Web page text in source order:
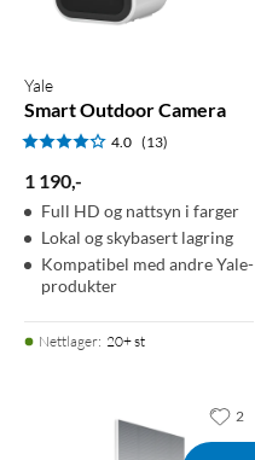
Koble til opptil 4
smartenheter
varsler
Nettlager: 100+ st
Yale
Smart Outdoor Camera
4.0 (13)
1 190,-
Full HD og nattsyn i farger
Lokal og skybasert lagring
Kompatibel med andre Yale-
produkter
Nettlager: 20+ st
2